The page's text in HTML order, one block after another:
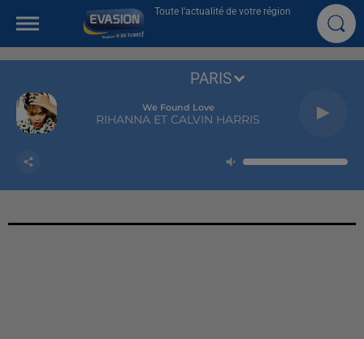
Toute l'actualité de votre région
We Found Love
RIHANNA ET CALVIN HARRIS
PARIS